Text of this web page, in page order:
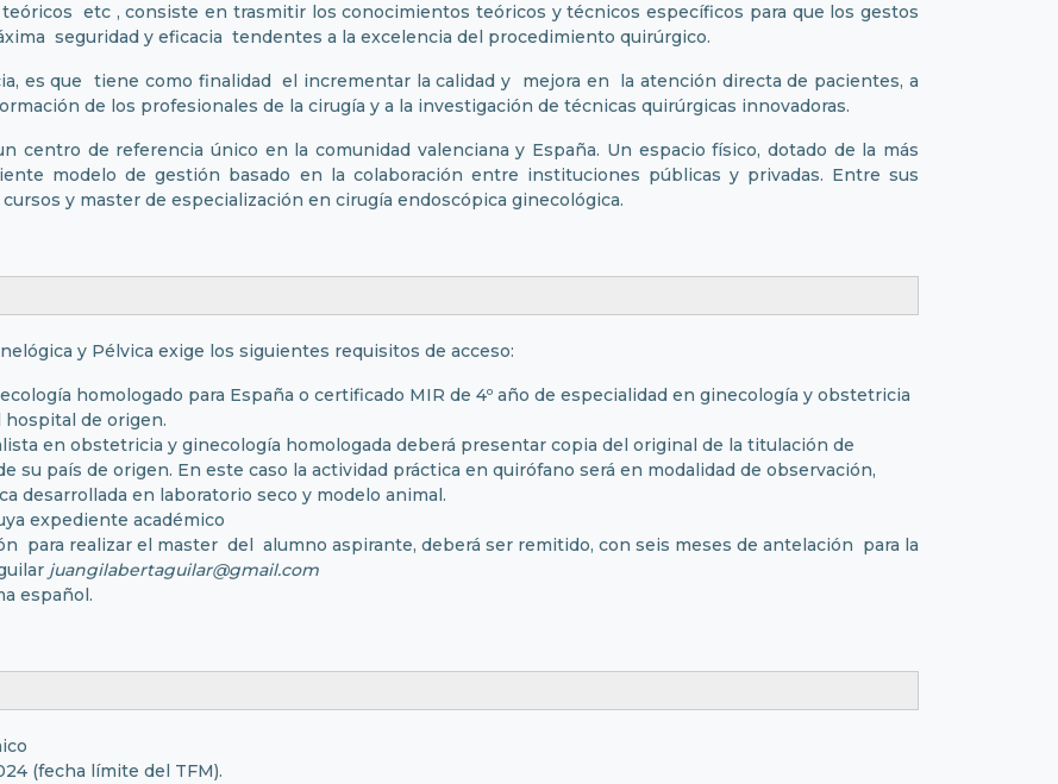
etc , consiste en trasmitir los conocimientos teóricos y técnicos específicos para que los gestos
seguridad y eficacia tendentes a la excelencia del procedimiento quirúrgico.
es que tiene como finalidad el incrementar la calidad y mejora en la atención directa de pacientes, a
de los profesionales de la cirugía y a la investigación de técnicas quirúrgicas innovadoras.
centro de referencia único en la comunidad valenciana y España. Un espacio físico, dotado de la más
modelo de gestión basado en la colaboración entre instituciones públicas y privadas. Entre sus
y master de especialización en cirugía endoscópica ginecológica.
y Pélvica exige los siguientes requisitos de acceso:
homologado para España o certificado MIR de 4º año de especialidad en ginecología y obstetricia
de origen.
en obstetricia y ginecología homologada deberá presentar copia del original de la titulación de
su país de origen. En este caso la actividad práctica en quirófano será en modalidad de observación,
desarrollada en laboratorio seco y modelo animal.
expediente académico
para realizar el master del alumno aspirante, deberá ser remitido, con seis meses de antelación para la
juangilabertaguilar@gmail.com
español.
(fecha límite del TFM).